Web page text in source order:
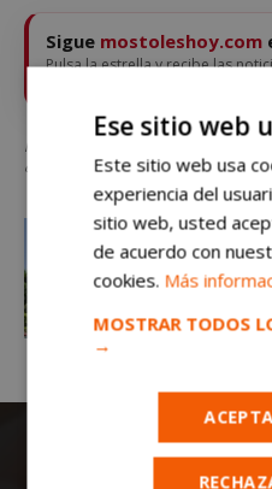
Sigue mostoleshoy.com
Pulsa la estrella y recibe las
Móstoles tendrá cortes de luz y
estarán afectadas
Ese sitio web
Este sitio web usa
experiencia del
sitio web, usted
de acuerdo con
cookies. Más
MOSTRAR TODOS
→